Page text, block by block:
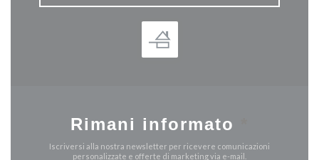
Rimani informato
Iscriversi alla nostra newsletter per ricevere comunicazioni
personalizzate e offerte di marketing via e-mail.